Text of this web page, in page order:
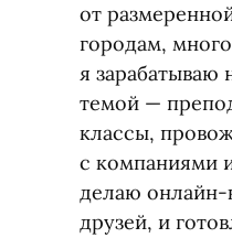
от
городам,
я зарабатываю
темой —
классы,
с компаниями
делаю
друзей, и